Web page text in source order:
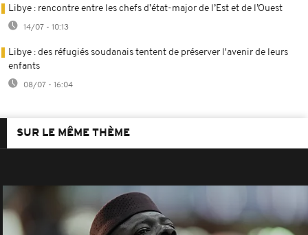
Libye : rencontre entre les chefs d’état-major de l’Est et de l’Ouest
14/07 - 10:13
Libye : des réfugiés soudanais tentent de préserver l'avenir de leurs
enfants
08/07 - 16:04
SUR LE MÊME THÈME